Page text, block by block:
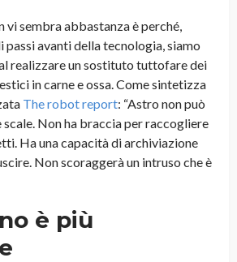
vi sembra abbastanza è perché,
passi avanti della tecnologia, siamo
realizzare un sostituto tuttofare dei
in carne e ossa. Come sintetizza
The robot report: “Astro non può
scale. Non ha braccia per raccogliere
Ha una capacità di archiviazione
Non scoraggerà un intruso che è
è più